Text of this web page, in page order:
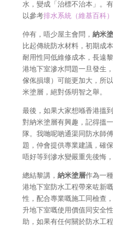
水，變成「治標不治本」。
以參考排水系統（維基百科）
仲有，唔少屋主會問， 納米
比起傳統防水材料，初期成
耐用性同低維修成本，長遠
港地下室滲水問題一旦發生
傢俬損壞）可能更加大，所
米塗層，絕對係明智之舉。
最後，如果大家想喺香港搵
對納米塗層有興趣，記得搵
隊。我哋呢啲通渠同防水師
題，仲會提供專業建議，確
唔好等到滲水變嚴重先後悔
總結黎講， 納米塗層作為一
港地下室防水工程帶來咗新
性，配合專業嘅施工同檢查
升地下室嘅使用價值同安全
助，如果有任何關於防水工